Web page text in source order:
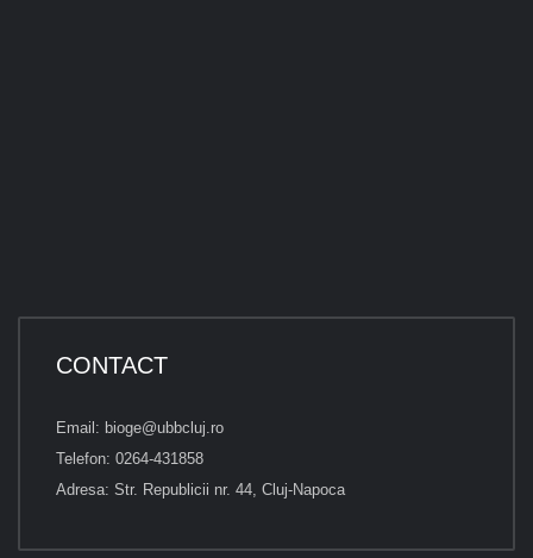
CONTACT
Email: bioge@ubbcluj.ro
Telefon: 0264-431858
Adresa: Str. Republicii nr. 44, Cluj-Napoca